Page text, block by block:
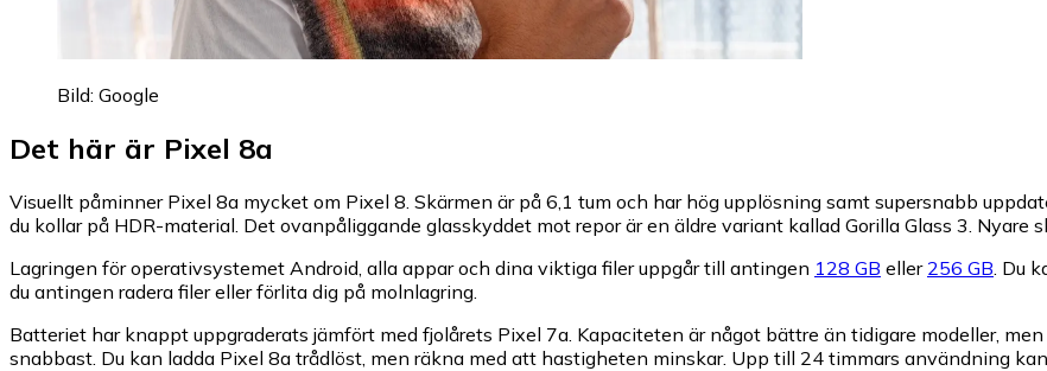
Bild: Google
Det här är Pixel 8a
Visuellt påminner Pixel 8a mycket om Pixel 8. Skärmen är på 6,1 tum och har hög upplösning samt supersnabb
du kollar på HDR-material. Det ovanpåliggande glasskyddet mot repor är en äldre variant kallad Gorilla Glass 3. Nyare
Lagringen för operativsystemet Android, alla appar och dina viktiga filer uppgår till antingen 128 GB eller 256 GB . Du
du antingen radera filer eller förlita dig på molnlagring.
Batteriet har knappt uppgraderats jämfört med fjolårets Pixel 7a. Kapaciteten är något bättre än tidigare modeller,
snabbast. Du kan ladda Pixel 8a trådlöst, men räkna med att hastigheten minskar. Upp till 24 timmars användning